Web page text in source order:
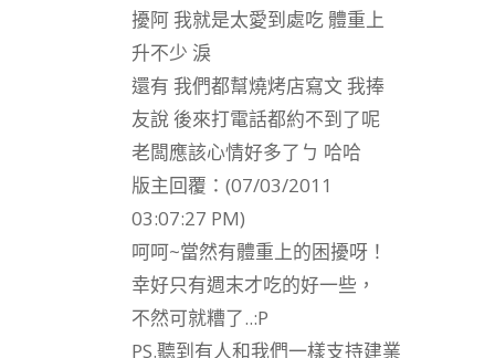
擾阿 我就是太愛到處吃 體重上
升不少 淚
還有 我們都幫燒烤店寫文 我捧
友說 後來打電話都約不到了呢
老闆應該心情好多了ㄅ 哈哈
版主回覆：(07/03/2011
03:07:27 PM)
呵呵~當然有體重上的困擾呀！
幸好只有週末才吃的好一些，
不然可就糟了..:P
PS.聽到有人和我們一樣支持建業